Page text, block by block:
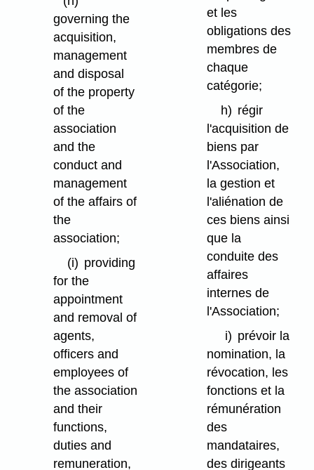
governing the
acquisition,
management
and disposal
of the property
of the
association
and the
conduct and
management
of the affairs of
the
association;
(i) providing
for the
appointment
and removal of
agents,
officers and
employees of
the association
and their
functions,
duties and
remuneration,
et les
obligations des
membres de
chaque
catégorie;
h) régir
l'acquisition de
biens par
l'Association,
la gestion et
l'aliénation de
ces biens ainsi
que la
conduite des
affaires
internes de
l'Association;
i) prévoir la
nomination, la
révocation, les
fonctions et la
rémunération
des
mandataires,
des dirigeants